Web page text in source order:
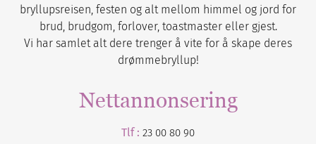
bryllupsreisen, festen og alt mellom himmel og jord for
brud, brudgom, forlover, toastmaster eller gjest.
Vi har samlet alt dere trenger å vite for å skape deres
drømmebryllup!
Nettannonsering
Tlf : 23 00 80 90